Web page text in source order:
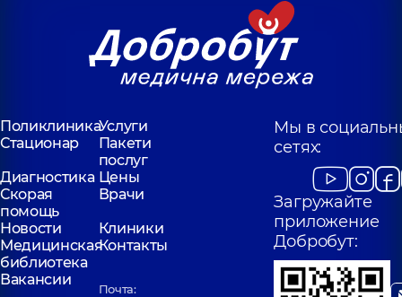
ПоликлиникаУслуги
Стационар
Пакети
послуг
Диагностика Цены
Скорая
помощь
Врачи
Новости
Клиники
Медицинская
библиотека
Контакты
Вакансии
Почта:
Мы в
сетях:
Загружайте
приложение
Добробут: